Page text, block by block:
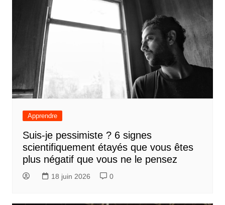
Apprendre
Suis-je pessimiste ? 6 signes
scientifiquement étayés que vous êtes
plus négatif que vous ne le pensez
18 juin 2026 0